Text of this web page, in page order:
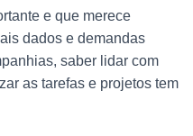
e que merece
dados e demandas
saber lidar com
as tarefas e projetos tem